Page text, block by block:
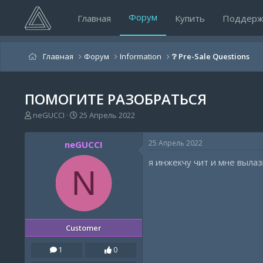
Главная Форум Купить
Главная Форум Information ❔ Pre-Sale Questions
ПОМОГИТЕ РАЗОБРАТЬСЯ
А
т
neGUCCI
Д
т
а
н
ч
а
а
25 Апрель 2022
neGUCCI
N
Customer
1 0
25 Апрель 2022
я инжекчу чит и мне